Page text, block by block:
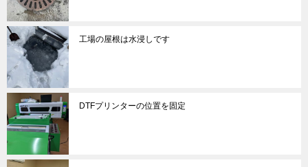
工場の屋根は水浸しです
DTFプリンターの位置を固定